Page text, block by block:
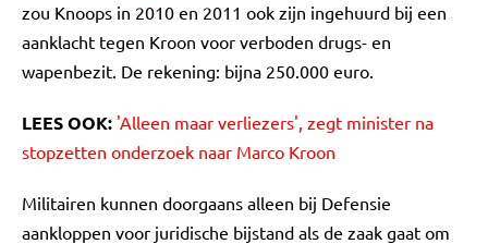
zou Knoops in 2010 en 2011 ook zijn ingehuurd bij een
aanklacht tegen Kroon voor verboden drugs- en
wapenbezit. De rekening: bijna 250.000 euro.
LEES OOK: 'Alleen maar verliezers', zegt minister na
stopzetten onderzoek naar Marco Kroon
Militairen kunnen doorgaans alleen bij Defensie
aankloppen voor juridische bijstand als de zaak gaat om